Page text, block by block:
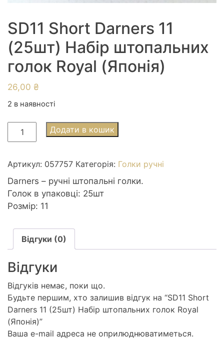
SD11 Short Darners 11
(25шт) Набір штопальних
голок Royal (Японія)
26,00 ₴
2 в наявності
SD11
Short
11
(25шт)
Набір
штопальних
голок
(Японія)
кількість
Додати в кошик
Артикул: 057757 Категорія: Голки ручні
Darners – ручні штопальні голки.
Голок в упаковці: 25шт
Розмір: 11
Відгуки (0)
Відгуки
Відгуків немає, поки що.
Будьте першим, хто залишив відгук на “SD11 Short
Darners 11 (25шт) Набір штопальних голок Royal
(Японія)”
Ваша e-mail адреса не оприлюднюватиметься.